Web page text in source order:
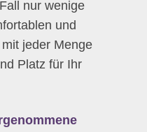
nur wenige
und
jeder Menge
Platz für Ihr